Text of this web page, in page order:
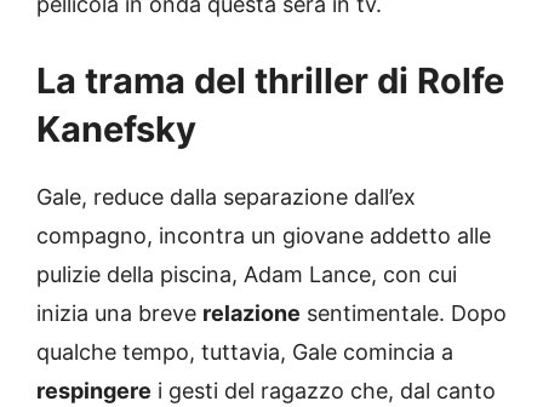
La trama del thriller di Rolfe
Kanefsky
Gale, reduce dalla separazione dall’ex
compagno, incontra un giovane addetto alle
pulizie della piscina, Adam Lance, con cui
inizia una breve relazione sentimentale. Dopo
qualche tempo, tuttavia, Gale comincia a
respingere i gesti del ragazzo che, dal canto